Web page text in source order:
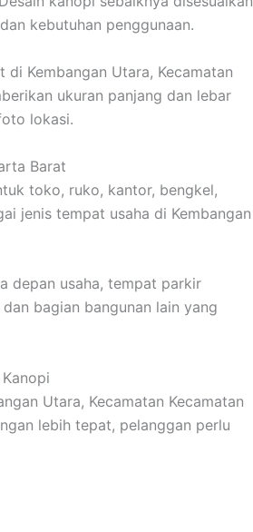
kebutuhan penggunaan.
Kembangan Utara, Kecamatan
ukuran panjang dan lebar
lokasi.
Barat
toko, ruko, kantor, bengkel,
jenis tempat usaha di Kembangan
depan usaha, tempat parkir
bagian bangunan lain yang
Utara, Kecamatan Kecamatan
lebih tepat, pelanggan perlu